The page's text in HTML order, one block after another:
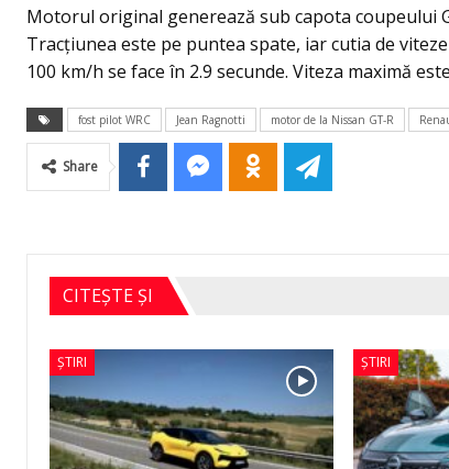
Motorul original generează sub capota coupeului
Tracţiunea este pe puntea spate, iar cutia de
100 km/h se face în 2.9 secunde. Viteza maximă
fost pilot WRC Jean Ragnotti motor de la Nissan GT-R
Share
CITEȘTE ȘI
ȘTIRI ȘTIRI